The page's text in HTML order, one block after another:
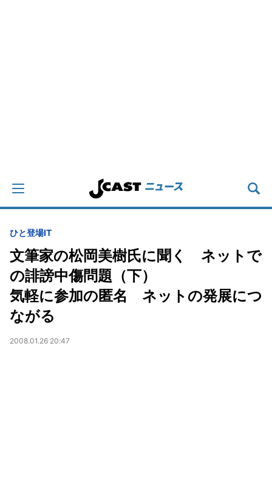
ひと登場IT
文筆家の松岡美樹氏に聞く ネットで
の誹謗中傷問題（下）
気軽に参加の匿名 ネットの発展につ
ながる
2008.01.26 20:47